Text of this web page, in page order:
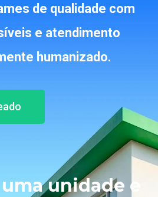
de qualidade com
e atendimento
humanizado.
unidade e